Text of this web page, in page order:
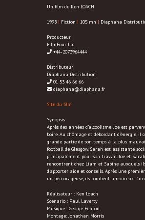
Un film de Ken LOACH
1998 | Fiction | 105 mn | Diaphana
Producteur
FilmFour Ltd
+44-2073964444
Distributeur
Diaphana Distribution
01 53 46 66 66
diaphana@diaphana.fr
Site du film
Synopsis
Après des années d’alcoolisme, Joe est
boire. Au chômage et débordant d’énergie, il
grande partie de son temps à la plus
football de Glasgow. Sarah est assistante
principalement pour son travail. Joe et
rencontrent chez Liam et Sabine auxquels
d’apporter aide et conseils. Après une
un peu orageuse, ils tombent amoureux l’un
Réalisateur : Ken Loach
Scénario : Paul Laverty
Musique : George Fenton
Montage: Jonathan Morris